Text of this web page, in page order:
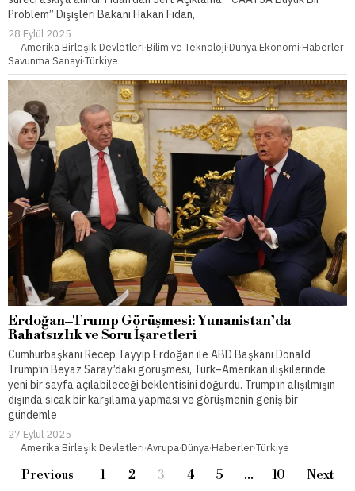
Problem” Dışişleri Bakanı Hakan Fidan,
28 Eylül 2025
Amerika Birleşik Devletleri·Bilim ve Teknoloji·Dünya·Ekonomi·Haberler·
Savunma Sanayi·Türkiye
Erdoğan–Trump Görüşmesi: Yunanistan’da
Rahatsızlık ve Soru İşaretleri
Cumhurbaşkanı Recep Tayyip Erdoğan ile ABD Başkanı Donald
Trump’ın Beyaz Saray’daki görüşmesi, Türk–Amerikan ilişkilerinde
yeni bir sayfa açılabileceği beklentisini doğurdu. Trump’ın alışılmışın
dışında sıcak bir karşılama yapması ve görüşmenin geniş bir
gündemle
27 Eylül 2025
Amerika Birleşik Devletleri·Avrupa·Dünya·Haberler·Türkiye
Previous 1 2 3 4 5 … 10 Next